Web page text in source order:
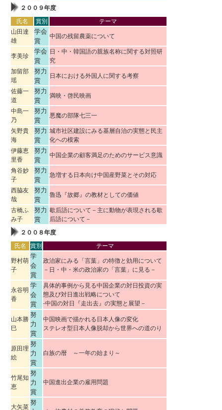
２００９年度
氏名
賞別
テーマ
山田達
雄
学会
賞
中国の残留農薬について
李美珍
学会
賞
日・中・韓国語の親族名称に関する対照研
究
加留部
瑶
努力
賞
日本における外国人に関する考察
佐藤一
道
努力
賞
満映・啓民映画
中島一
乃
努力
賞
悪魔の部隊七三一
矢野貴
海
努力
賞
城市社区建設にみる基層自治の実態と民主
化への模索
伊藤恵
里香
努力
賞
中国企業の顧客満足のためのサービス意識
角谷妙
子
努力
賞
急増する日本向け中国産野菜とその対応
西脇友
哉
努力
賞
魯迅『故郷』の教材としての価値
古橋ふ
み子
努力
賞
歇后語について－主に動物が表現される歇
后語について－
２００８年度
氏名 賞別
テーマ
野村萌
子
学
会
賞
政治家にみる「言葉」の特徴と効用について
－日・中・米の政治家の「言葉」に見る－
永谷明
香
学
会
賞
具体的事例から見る中国企業の対日投資の実
態及び対日進出戦略について
-中国の対日『走出去』の実態と展望－
山本勝
巳
努
力
賞
中国映画で描かれる日本人像の変化
ステレオ型日本人像脱却から世界への道のり
原田理
絵
努
力
賞
白族の暦 ～一年の始まり～
竹尾知
恵
努
力
賞
中国進出企業の雇用問題
大矢菜
努